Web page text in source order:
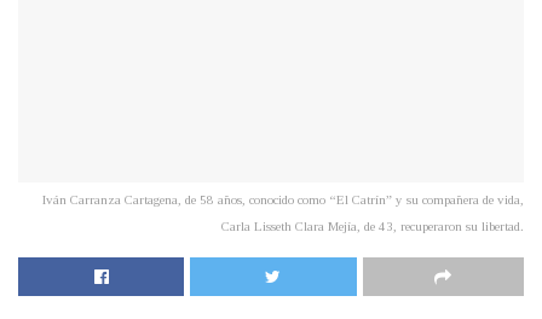
Iván Carranza Cartagena, de 58 años, conocido como “El Catrín” y su compañera de vida,
Carla Lisseth Clara Mejía, de 43, recuperaron su libertad.